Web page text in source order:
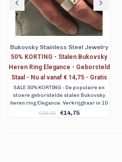
Bukovsky Stainless Steel Jewelry
50% KORTING - Stalen Bukovsky
Heren Ring Elegance - Geborsteld
Staal - Nu al vanaf € 14,75 - Gratis
Verzending
SALE 50% KORTING - De populaire en
stoere geborstelde stalen Bukovsky
heren ring Elegance. Verkrijgbaar in 10
maten. Met twee jaar kleurgarantie en
€29,50 €14,75